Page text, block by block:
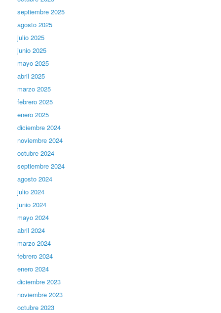
septiembre 2025
agosto 2025
julio 2025
junio 2025
mayo 2025
abril 2025
marzo 2025
febrero 2025
enero 2025
diciembre 2024
noviembre 2024
octubre 2024
septiembre 2024
agosto 2024
julio 2024
junio 2024
mayo 2024
abril 2024
marzo 2024
febrero 2024
enero 2024
diciembre 2023
noviembre 2023
octubre 2023